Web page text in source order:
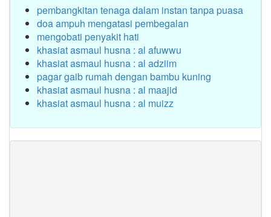
pembangkitan tenaga dalam instan tanpa puasa
doa ampuh mengatasi pembegalan
mengobati penyakit hati
khasiat asmaul husna : al afuwwu
khasiat asmaul husna : al adziim
pagar gaib rumah dengan bambu kuning
khasiat asmaul husna : al maajid
khasiat asmaul husna : al muizz